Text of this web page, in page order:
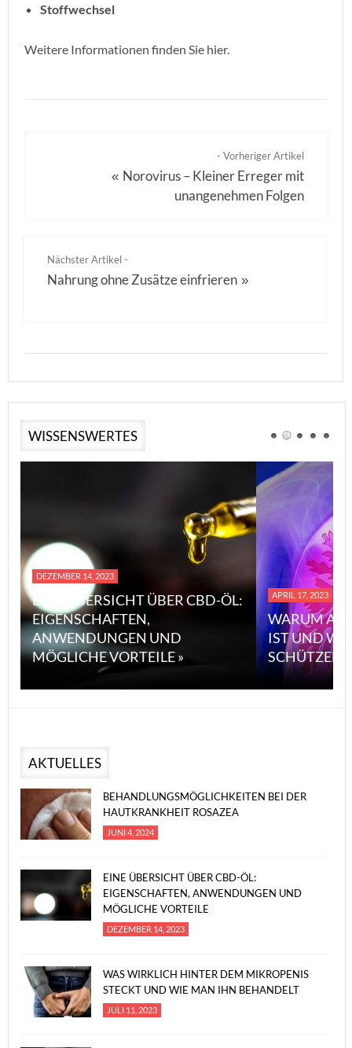
Stoffwechsel
Weitere Informationen finden Sie hier.
- Vorheriger Artikel
« Norovirus – Kleiner Erreger mit
unangenehmen Folgen
Nächster Artikel -
Nahrung ohne Zusätze einfrieren »
WISSENSWERTES
DEZEMBER 14, 2023
EINE ÜBERSICHT ÜBER CBD-ÖL:
EIGENSCHAFTEN,
ANWENDUNGEN UND
MÖGLICHE VORTEILE »
APRIL 17, 2023
WARUM
IST UND
SCHÜTZEN
AKTUELLES
BEHANDLUNGSMÖGLICHKEITEN BEI DER
HAUTKRANKHEIT ROSAZEA
JUNI 4, 2024
EINE ÜBERSICHT ÜBER CBD-ÖL:
EIGENSCHAFTEN, ANWENDUNGEN UND
MÖGLICHE VORTEILE
DEZEMBER 14, 2023
WAS WIRKLICH HINTER DEM MIKROPENIS
STECKT UND WIE MAN IHN BEHANDELT
JULI 11, 2023